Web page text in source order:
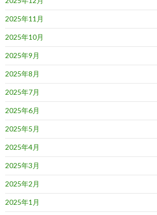
2025年11月
2025年10月
2025年9月
2025年8月
2025年7月
2025年6月
2025年5月
2025年4月
2025年3月
2025年2月
2025年1月